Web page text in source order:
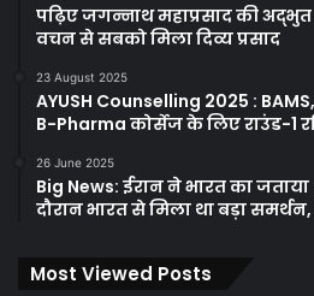
पढ़िए जगन्नाथ महाप्रसाद की
वचन से सबको मिला दिव्य प्रसाद
23 August 2025
AYUSH Counselling 2025 :
B-Pharma कोर्सेज के लिए राउंड-1
26 June 2025
Big News: ईरान ने भारत का
दौरान भारत से मिला था बड़ा
Most Viewed Posts